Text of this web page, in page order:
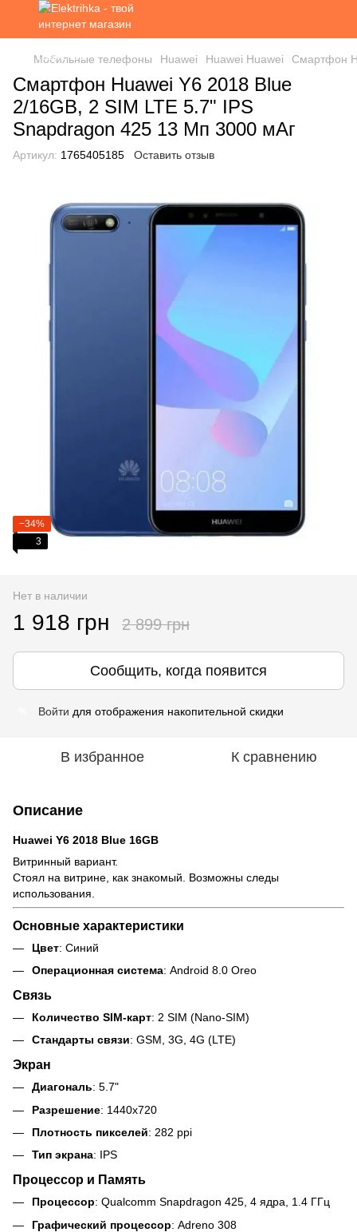
Мобильные телефоны Huawei Huawei Huawei Смартфон
Смартфон Huawei Y6 2018 Blue
2/16GB, 2 SIM LTE 5.7" IPS
Snapdragon 425 13 Мп 3000 мАг
Артикул: 1765405185 Оставить отзыв
−34%
3
Нет в наличии
1 918 грн 2 899 грн
Сообщить, когда появится
Войти для отображения накопительной скидки
В избранное К сравнению
Описание
Huawei Y6 2018 Blue 16GB
Витринный вариант.
Стоял на витрине, как знакомый. Возможны следы
использования.
Основные характеристики
Цвет: Синий
Операционная система: Android 8.0 Oreo
Связь
Количество SIM-карт: 2 SIM (Nano-SIM)
Стандарты связи: GSM, 3G, 4G (LTE)
Экран
Диагональ: 5.7"
Разрешение: 1440x720
Плотность пикселей: 282 ppi
Тип экрана: IPS
Процессор и Память
Процессор: Qualcomm Snapdragon 425, 4 ядра, 1.4 ГГц
Графический процессор: Adreno 308